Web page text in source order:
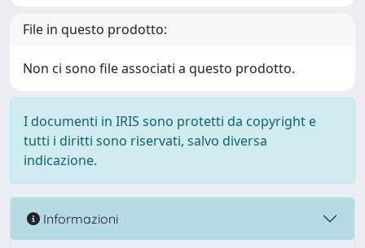
File in questo prodotto:
Non ci sono file associati a questo prodotto.
I documenti in IRIS sono protetti da copyright e
tutti i diritti sono riservati, salvo diversa
indicazione.
Informazioni